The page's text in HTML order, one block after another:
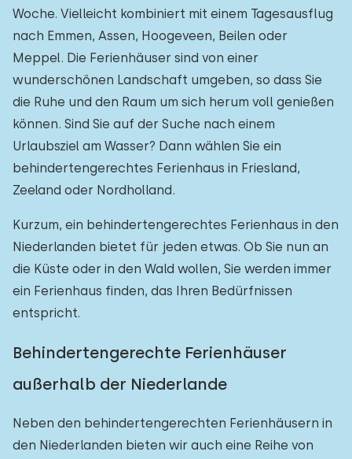
Woche. Vielleicht kombiniert mit einem Tagesausflug
nach Emmen, Assen, Hoogeveen, Beilen oder
Meppel. Die Ferienhäuser sind von einer
wunderschönen Landschaft umgeben, so dass Sie
die Ruhe und den Raum um sich herum voll genießen
können. Sind Sie auf der Suche nach einem
Urlaubsziel am Wasser? Dann wählen Sie ein
behindertengerechtes Ferienhaus in Friesland,
Zeeland oder Nordholland.
Kurzum, ein behindertengerechtes Ferienhaus in den
Niederlanden bietet für jeden etwas. Ob Sie nun an
die Küste oder in den Wald wollen, Sie werden immer
ein Ferienhaus finden, das Ihren Bedürfnissen
entspricht.
Behindertengerechte Ferienhäuser
außerhalb der Niederlande
Neben den behindertengerechten Ferienhäusern in
den Niederlanden bieten wir auch eine Reihe von